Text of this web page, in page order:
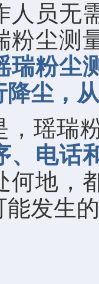
人员无
粉尘测
瑞粉尘
降尘，
，瑶瑞
、电话
何地，
发生